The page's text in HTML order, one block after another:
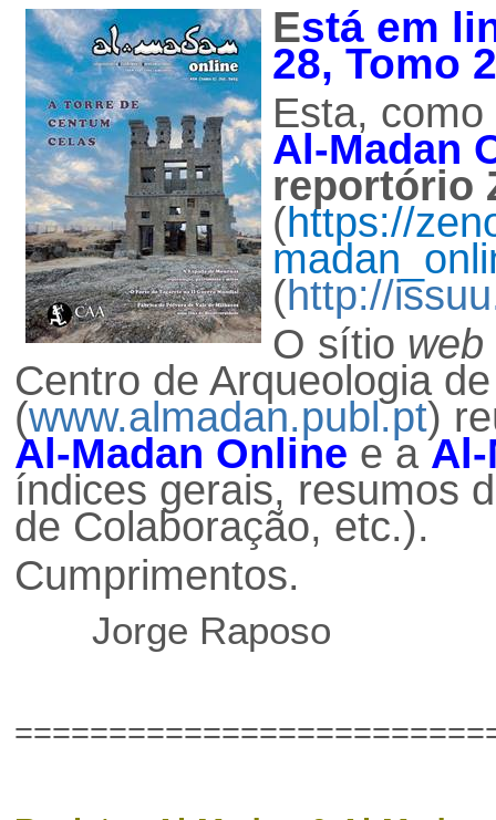
Está em
28, Tomo 2
Esta,
Al-Madan
reportório
(https://
(http://
O sítio web
Centro de Arqueologia
(www.almadan.publ.pt)
Al-Madan Online e a
índices gerais, resumos
de Colaboração, etc.).
Cumprimentos.
Jorge Raposo